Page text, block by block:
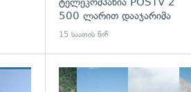
500 ლარით დააჯარიმა
15 საათის წინ
გადახედვა